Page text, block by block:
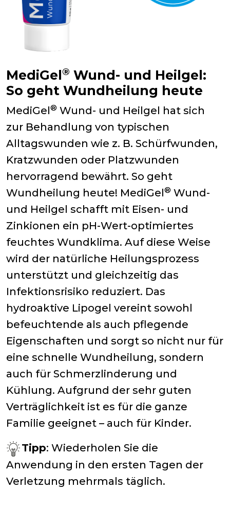
MediGel® Wund- und Heilgel:
So geht Wundheilung heute
MediGel® Wund- und Heilgel hat sich
zur Behandlung von typischen
Alltagswunden wie z. B. Schürfwunden,
Kratzwunden oder Platzwunden
hervorragend bewährt. So geht
Wundheilung heute! MediGel® Wund-
und Heilgel schafft mit Eisen- und
Zinkionen ein pH-Wert-optimiertes
feuchtes Wundklima. Auf diese Weise
wird der natürliche Heilungsprozess
unterstützt und gleichzeitig das
Infektionsrisiko reduziert. Das
hydroaktive Lipogel vereint sowohl
befeuchtende als auch pflegende
Eigenschaften und sorgt so nicht nur für
eine schnelle Wundheilung, sondern
auch für Schmerzlinderung und
Kühlung. Aufgrund der sehr guten
Verträglichkeit ist es für die ganze
Familie geeignet – auch für Kinder.
Tipp: Wiederholen Sie die
Anwendung in den ersten Tagen der
Verletzung mehrmals täglich.